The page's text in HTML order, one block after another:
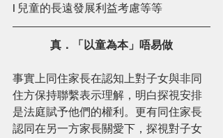
l 兒童的長遠發展利益考慮等等
真．「以童為本」唔易做
事實上同住家長在認知上對子女與非同
住方保持聯繫表示理解，明白探視安排
是法庭賦予他們的權利。更有同住家長
認同在另一方家長關愛下，探視對子女